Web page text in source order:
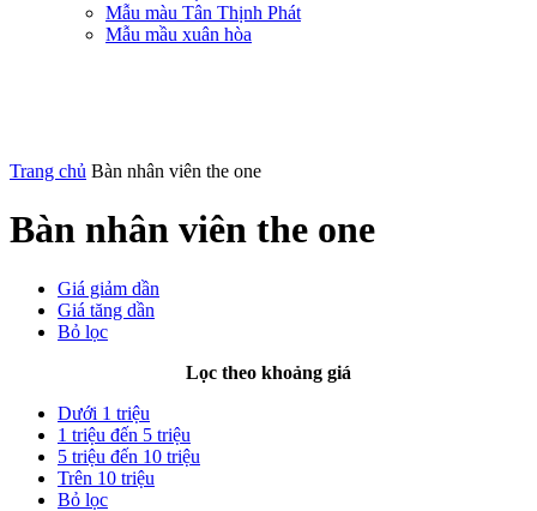
Mẫu màu Tân Thịnh Phát
Mẫu mầu xuân hòa
Trang chủ Bàn nhân viên the one
Bàn nhân viên the one
Giá giảm dần
Giá tăng dần
Bỏ lọc
Lọc theo khoảng giá
Dưới 1 triệu
1 triệu đến 5 triệu
5 triệu đến 10 triệu
Trên 10 triệu
Bỏ lọc